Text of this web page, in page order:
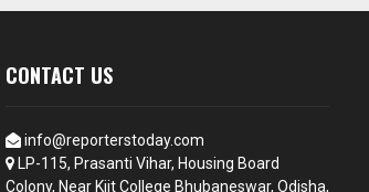
CONTACT US
info@reporterstoday.com
LP-115, Prasanti Vihar, Housing Board
Colony, Near Kiit College Bhubaneswar, Odisha,